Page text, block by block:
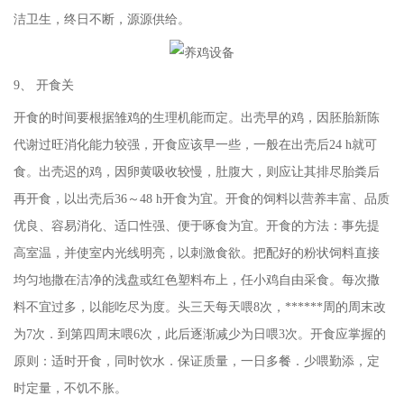
洁卫生，终日不断，源源供给。
9、 开食关
开食的时间要根据雏鸡的生理机能而定。出壳早的鸡，因胚胎新陈
代谢过旺消化能力较强，开食应该早一些，一般在出壳后24 h就可
食。出壳迟的鸡，因卵黄吸收较慢，肚腹大，则应让其排尽胎粪后
再开食，以出壳后36～48 h开食为宜。开食的饲料以营养丰富、品质
优良、容易消化、适口性强、便于啄食为宜。开食的方法：事先提
高室温，并使室内光线明亮，以刺激食欲。把配好的粉状饲料直接
均匀地撒在洁净的浅盘或红色塑料布上，任小鸡自由采食。每次撒
料不宜过多，以能吃尽为度。头三天每天喂8次，******周的周末改
为7次．到第四周末喂6次，此后逐渐减少为日喂3次。开食应掌握的
原则：适时开食，同时饮水．保证质量，一日多餐．少喂勤添，定
时定量，不饥不胀。